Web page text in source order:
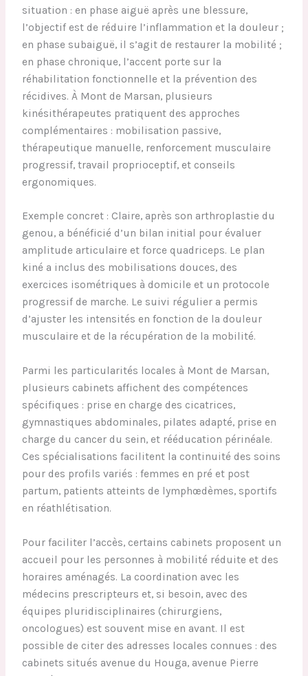
situation : en phase aiguë après une blessure,
l’objectif est de réduire l’inflammation et la douleur ;
en phase subaiguë, il s’agit de restaurer la mobilité ;
en phase chronique, l’accent porte sur la
réhabilitation fonctionnelle et la prévention des
récidives. À Mont de Marsan, plusieurs
kinésithérapeutes pratiquent des approches
complémentaires : mobilisation passive,
thérapeutique manuelle, renforcement musculaire
progressif, travail proprioceptif, et conseils
ergonomiques.
Exemple concret : Claire, après son arthroplastie du
genou, a bénéficié d’un bilan initial pour évaluer
amplitude articulaire et force quadriceps. Le plan
kiné a inclus des mobilisations douces, des
exercices isométriques à domicile et un protocole
progressif de marche. Le suivi régulier a permis
d’ajuster les intensités en fonction de la douleur
musculaire et de la récupération de la mobilité.
Parmi les particularités locales à Mont de Marsan,
plusieurs cabinets affichent des compétences
spécifiques : prise en charge des cicatrices,
gymnastiques abdominales, pilates adapté, prise en
charge du cancer du sein, et rééducation périnéale.
Ces spécialisations facilitent la continuité des soins
pour des profils variés : femmes en pré et post
partum, patients atteints de lymphœdèmes, sportifs
en réathlétisation.
Pour faciliter l’accès, certains cabinets proposent un
accueil pour les personnes à mobilité réduite et des
horaires aménagés. La coordination avec les
médecins prescripteurs et, si besoin, avec des
équipes pluridisciplinaires (chirurgiens,
oncologues) est souvent mise en avant. Il est
possible de citer des adresses locales connues : des
cabinets situés avenue du Houga, avenue Pierre